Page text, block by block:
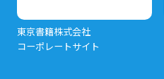
東京書籍株式会社
コーポレートサイト